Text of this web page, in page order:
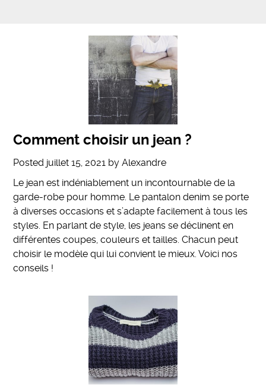
Comment choisir un jean ?
Posted juillet 15, 2021 byAlexandre
Le jean est indéniablement un incontournable de la
garde-robe pour homme. Le pantalon denim se porte
à diverses occasions et s’adapte facilement à tous les
styles. En parlant de style, les jeans se déclinent en
différentes coupes, couleurs et tailles. Chacun peut
choisir le modèle qui lui convient le mieux. Voici nos
conseils !